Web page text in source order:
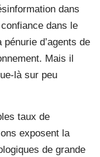
dans
dans le
d’agents de
Mais il
là sur peu
taux de
exposent la
de grande